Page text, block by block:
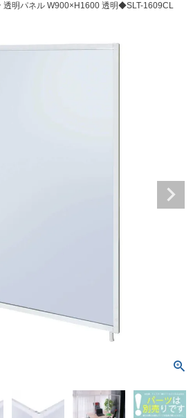
透明パネル W900×H1600 透明◆SLT-1609CL